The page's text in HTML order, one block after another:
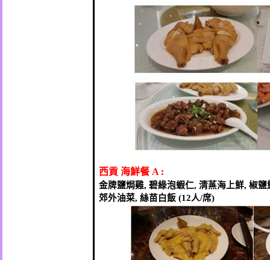
西貢海鮮餐A :
金牌鹽焗雞, 碧綠泡蝦仁, 清蒸海上鮮, 椒鹽
郊外油菜, 絲苗白飯 (12人/席)